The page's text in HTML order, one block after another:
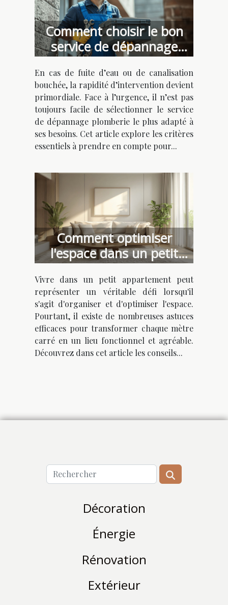
Comment choisir le bon
service de dépannage
plomberie urgent ?
En cas de fuite d’eau ou de canalisation
bouchée, la rapidité d’intervention devient
primordiale. Face à l’urgence, il n’est pas
toujours facile de sélectionner le service
de dépannage plomberie le plus adapté à
ses besoins. Cet article explore les critères
essentiels à prendre en compte pour...
Comment optimiser
l'espace dans un petit
appartement
Vivre dans un petit appartement peut
représenter un véritable défi lorsqu'il
s'agit d'organiser et d'optimiser l'espace.
Pourtant, il existe de nombreuses astuces
efficaces pour transformer chaque mètre
carré en un lieu fonctionnel et agréable.
Découvrez dans cet article les conseils...
Décoration
Énergie
Rénovation
Extérieur